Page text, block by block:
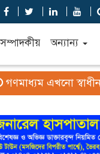
সম্পাদকীয় অন্যান্য
এখনো স্বাধীন